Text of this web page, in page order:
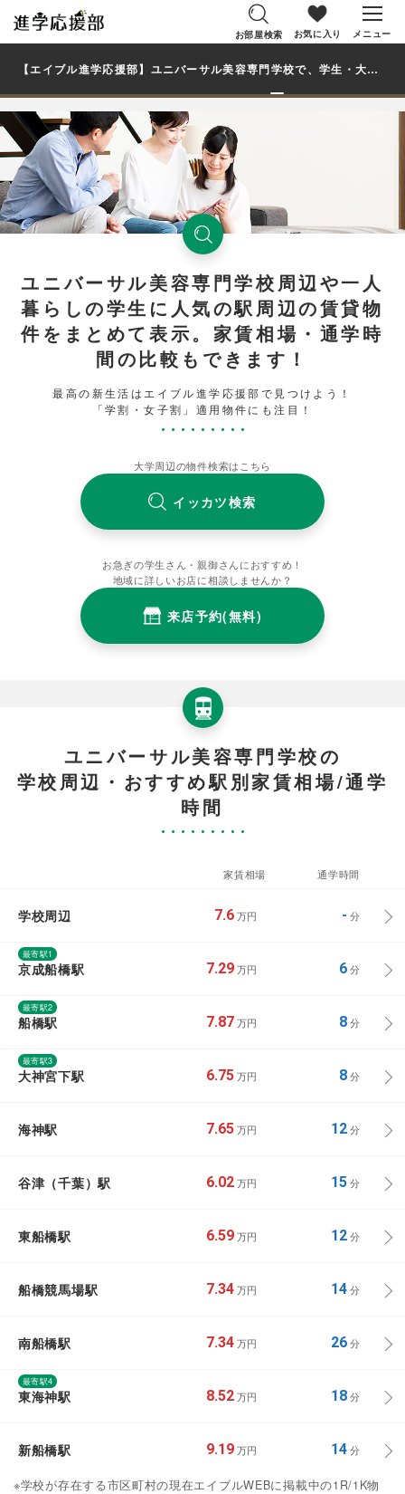
お部屋検索 お気に入り メニュー
【エイブル進学応援部】ユニバーサル美容専門学校で、学生・大学生の一人暮らし向け賃貸マンション・アパートのお部屋を探す
ユニバーサル美容専門学校周辺や一人
暮らしの学生に人気の駅周辺の賃貸物
件をまとめて表示。家賃相場・通学時
間の比較もできます！
最高の新生活はエイブル進学応援部で見つけよう！
「学割・女子割」適用物件にも注目！
大学周辺の物件検索はこちら
イッカツ検索
お急ぎの学生さん・親御さんにおすすめ！
地域に詳しいお店に相談しませんか？
来店予約(無料)
ユニバーサル美容専門学校の
学校周辺・おすすめ駅別家賃相場/通学
時間
家賃相場 通学時間
学校周辺 7.6 万円 - 分
最寄駅1
京成船橋駅 7.29 万円 6分
最寄駅2
船橋駅 7.87 万円 8分
最寄駅3
大神宮下駅 6.75 万円 8分
海神駅 7.65 万円 12分
谷津（千葉）駅 6.02 万円 15分
東船橋駅 6.59 万円 12分
船橋競馬場駅 7.34 万円 14分
南船橋駅 7.34 万円 26分
最寄駅4
東海神駅 8.52 万円 18分
新船橋駅 9.19 万円 14分
※学校が存在する市区町村の現在エイブルWEBに掲載中の1R/1K物